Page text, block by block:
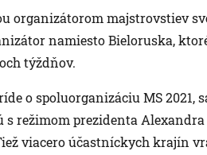
organizátorom majstrovstiev
namiesto Bieloruska,
týždňov.
o spoluorganizáciu MS 2021,
režimom prezidenta
viacero účastníckych krajín